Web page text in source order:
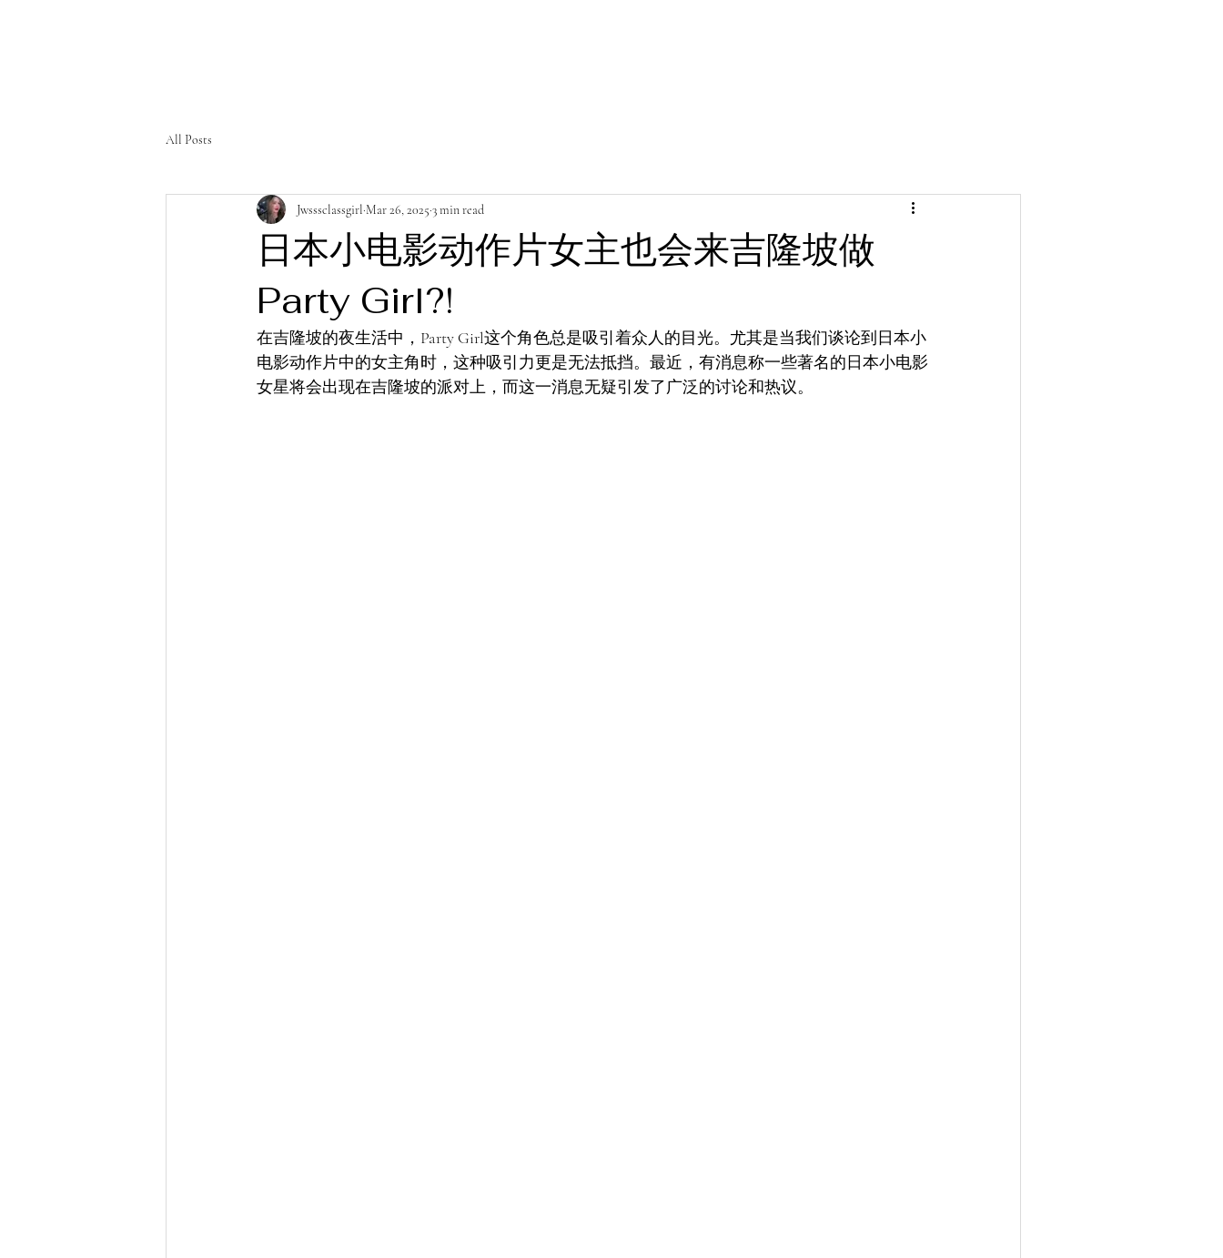
All Posts
日本小电影动作片女主也会来吉隆坡做
Party Girl?!
Jwsssclassgirl Mar 26, 2025 3 min read
在吉隆坡的夜生活中，Party Girl这个角色总是吸引着众人的目光。尤其是当我们谈论到日本小
电影动作片中的女主角时，这种吸引力更是无法抵挡。最近，有消息称一些著名的日本小电影
女星将会出现在吉隆坡的派对上，而这一消息无疑引发了广泛的讨论和热议。